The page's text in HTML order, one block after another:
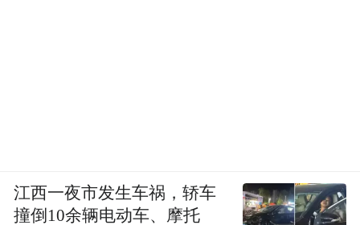
江西一夜市发生车祸，轿车
撞倒10余辆电动车、摩托